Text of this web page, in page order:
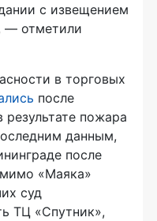
с извещением
— отметили
в торговых
после
результате пожара
данным,
после
«Маяка»
суд
ТЦ «Спутник»,